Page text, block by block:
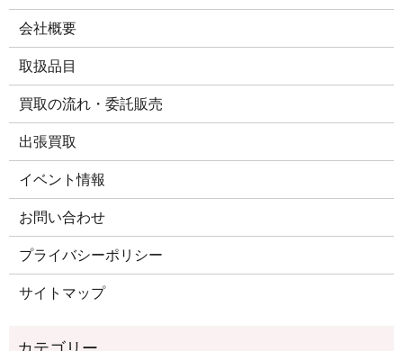
会社概要
取扱品目
買取の流れ・委託販売
出張買取
イベント情報
お問い合わせ
プライバシーポリシー
サイトマップ